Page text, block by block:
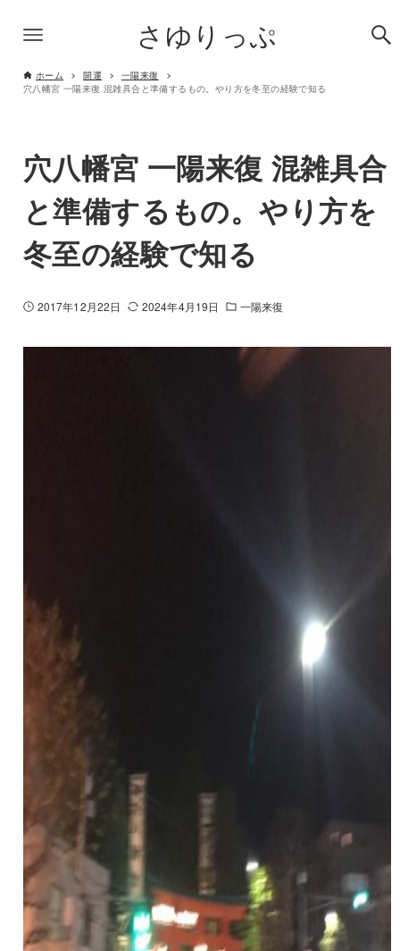
さゆりっぷ
ホーム 開運
一陽来復
穴八幡宮 一陽来復 混雑具合と準備するもの。やり方を冬至の経験で知る
穴八幡宮 一陽来復 混雑具合
と準備するもの。やり方を
冬至の経験で知る
2017年12月22日 2024年4月19日 一陽来復